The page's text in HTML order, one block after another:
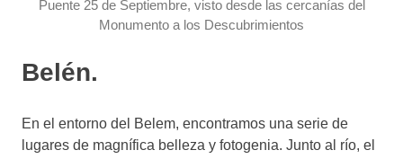
Puente 25 de Septiembre, visto desde las cercanías del
Monumento a los Descubrimientos
Belén.
En el entorno del Belem, encontramos una serie de
lugares de magnífica belleza y fotogenia. Junto al río, el